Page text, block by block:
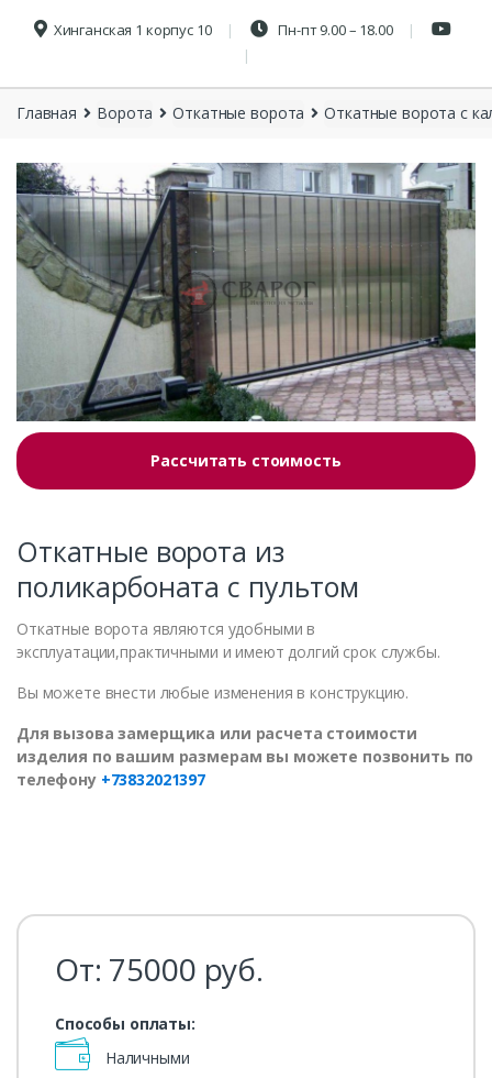
Хинганская 1 корпус 10 Пн-пт 9.00 – 18.00
Главная Ворота Откатные ворота Откатные ворота с
Рассчитать стоимость
Откатные ворота из
поликарбоната с пультом
Откатные ворота являются удобными в
эксплуатации,практичными и имеют долгий срок службы.
Вы можете внести любые изменения в конструкцию.
Для вызова замерщика или расчета стоимости
изделия по вашим размерам вы можете позвонить по
телефону +73832021397
От: 75000 руб.
Способы оплаты:
Наличными